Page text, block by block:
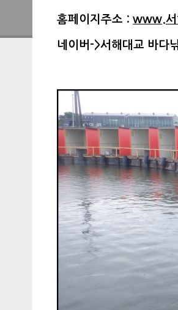
홈페이지주소 : www.서
네이버->서해대교 바다